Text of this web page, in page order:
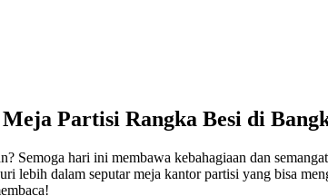
Partisi Rangka Besi di
hari ini membawa kebahagiaan dan
lebih dalam seputar meja kantor partisi yang bisa